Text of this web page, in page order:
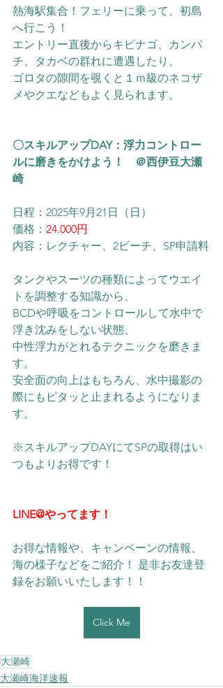
熱海駅集合！フェリーに乗って、初島
へ行こう！
​エントリー直後からキビナゴ、カンパ
チ、タカベの群れに遭遇したり、
ゴロタの隙間を覗くと１ｍ級のネコザ
メやクエなどもよく見られます。
〇スキルアップDAY：浮力コントロー
ルに磨きをかけよう！　＠西伊豆大瀬
崎
日程：2025年9月21日（日）
価格： 24.000円
内容：レクチャー、2ビーチ、SP申請料
タンクやスーツの種類によってウエイ
トを調整する知識から、
BCDや呼吸をコントロールして水中で
浮き沈みをしない状態、
中性浮力がとれるテクニックを磨きま
す。
安全面の向上はもちろん、水中撮影の
際にもピタッと止まれるようになりま
す。
※スキルアップDAYにてSPの取得はい
つもよりお得です！
LINE@やってます！
お得な情報や、キャンペーンの情報、
海の様子などをご紹介！ 是非お友達登
録をお願いいたします！！
Click Me
大瀬崎
大瀬崎海洋速報